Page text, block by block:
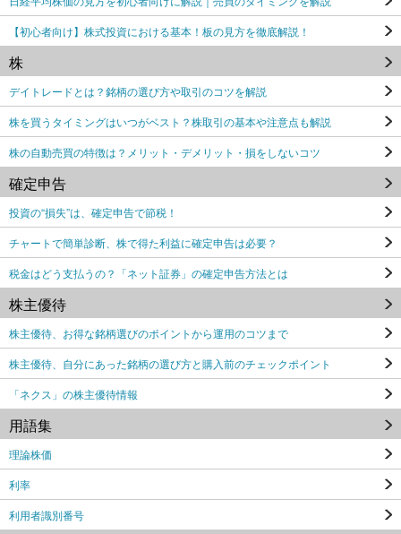
【初心者向け】株式投資における基本！板の見方を徹底解説！
株
デイトレードとは？銘柄の選び方や取引のコツを解説
株を買うタイミングはいつがベスト？株取引の基本や注意点も解説
株の自動売買の特徴は？メリット・デメリット・損をしないコツ
確定申告
投資の“損失”は、確定申告で節税！
チャートで簡単診断、株で得た利益に確定申告は必要？
税金はどう支払うの？「ネット証券」の確定申告方法とは
株主優待
株主優待、お得な銘柄選びのポイントから運用のコツまで
株主優待、自分にあった銘柄の選び方と購入前のチェックポイント
「ネクス」の株主優待情報
用語集
理論株価
利率
利用者識別番号